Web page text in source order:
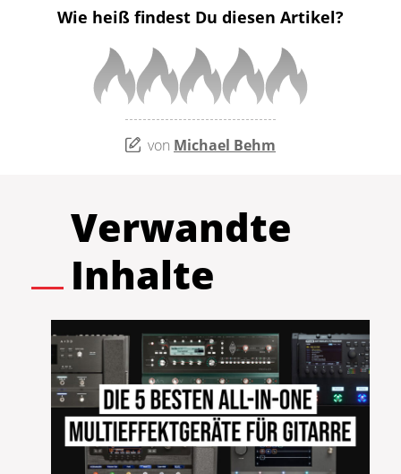
Wie heiß findest Du diesen Artikel?
von Michael Behm
Verwandte
Inhalte